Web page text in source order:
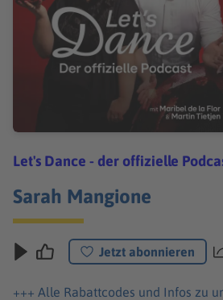
Let's Dance - der offizielle
Sarah Mangione
Jetzt abonnieren
+++ Alle Rabattcodes und Infos zu